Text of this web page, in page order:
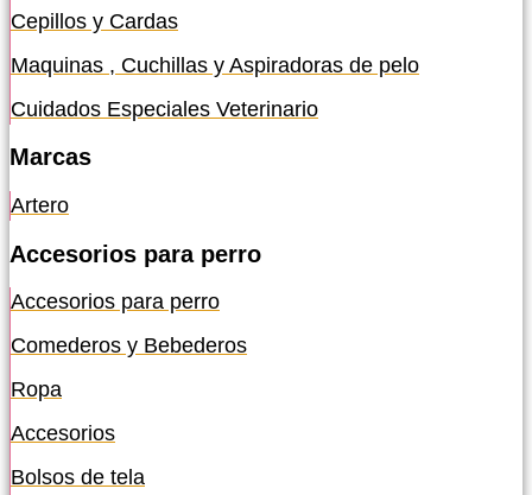
Cepillos y Cardas
Maquinas , Cuchillas y Aspiradoras de pelo
Cuidados Especiales Veterinario
Marcas
Artero
Accesorios para perro
Accesorios para perro
Comederos y Bebederos
Ropa
Accesorios
Bolsos de tela